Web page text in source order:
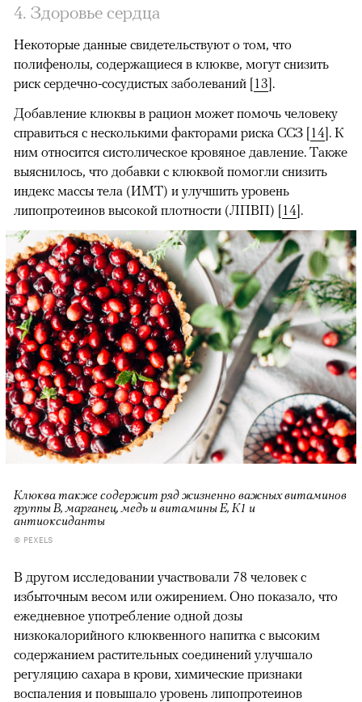
4. Здоровье сердца
Некоторые данные свидетельствуют о том, что
полифенолы, содержащиеся в клюкве, могут снизить
риск сердечно-сосудистых заболеваний [13].
Добавление клюквы в рацион может помочь человеку
справиться с несколькими факторами риска ССЗ [14]. К
ним относится систолическое кровяное давление. Также
выяснилось, что добавки с клюквой помогли снизить
индекс массы тела (ИМТ) и улучшить уровень
липопротеинов высокой плотности (ЛПВП) [14].
Клюква также содержит ряд жизненно важных витаминов
группы В, марганец, медь и витамины Е, К1 и
антиоксиданты
© PEXELS
В другом исследовании участвовали 78 человек с
избыточным весом или ожирением. Оно показало, что
ежедневное употребление одной дозы
низкокалорийного клюквенного напитка с высоким
содержанием растительных соединений улучшало
регуляцию сахара в крови, химические признаки
воспаления и повышало уровень липопротеинов